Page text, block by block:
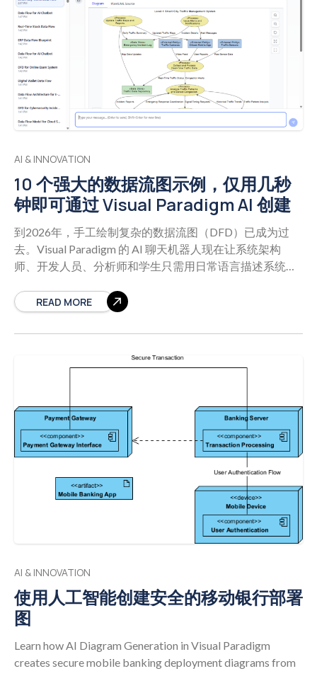
即时文本转图功能 用简单语言描述您的系统： “创建一个
用户登录的顺序图，其中移动应用发送凭据，服务器对其
进行验证。”
AI & INNOVATION
10 个强大的数据流图示例，仅用几秒
钟即可通过 Visual Paradigm AI 创建
到2026年，手工绘制复杂的数据流图（DFD）已成为过
去。Visual Paradigm 的 AI 聊天机器人现在让系统架构
师、开发人员、分析师和学生只需用日常语言描述系统，
设计技能。 这个 智能 AI 数据流图生成器能够理解上下
文，应用正确的数据流图符号，平衡数据流，并生成可直
接使用的图表——无需任何设计技能。 为什么 Visual
式 无论你是在建模金融科技应用、企业软件、物联网基础
参与者。 与其在绘图软件中耗费数小时，如今的专业人士
使用 Visual Paradigm 免费的 AI 驱动工具，可在60秒内从
构思到生成专业的数据流图。 快速链接： 打开 Visual
Paradigm AI 聊天机器人 AI 工具箱直接访问 10
READ MORE
AI & INNOVATION
使用人工智能创建安全的移动银行部署
图
Learn how AI Diagram Generation in Visual Paradigm
creates secure mobile banking deployment diagrams from